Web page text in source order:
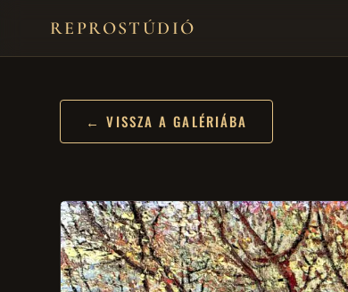
REPROSTÚDIÓ
← VISSZA A GALÉRIÁBA